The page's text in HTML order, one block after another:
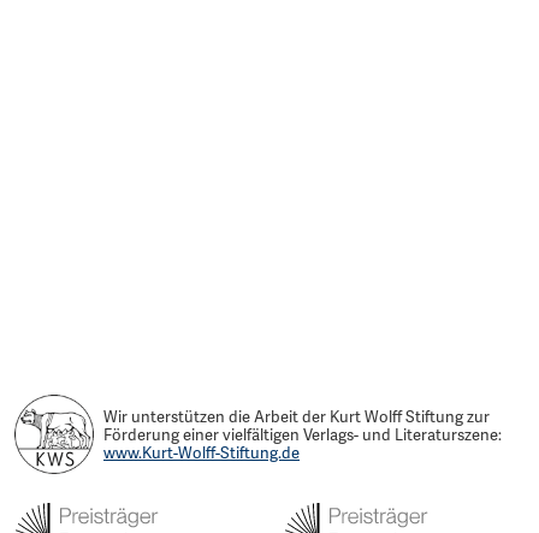
Wir unterstützen die Arbeit der Kurt Wolff Stiftung zur
Förderung einer vielfältigen Verlags- und Literaturszene:
www.Kurt-Wolff-Stiftung.de